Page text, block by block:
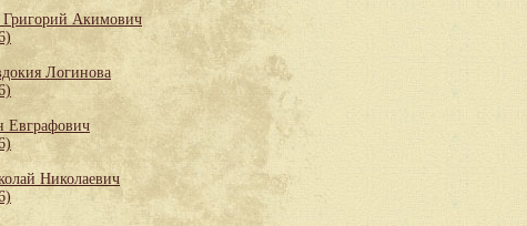
Акимович
Логинова
Евграфович
Николаевич